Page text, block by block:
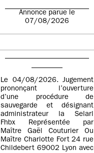
Annonce parue le
07/08/2026
Le 04/08/2026. Jugement
prononçant l’ouverture
d’une procédure de
sauvegarde et désignant
administrateur la Selarl
Fhbx Représentée par
Maître Gaël Couturier Ou
Maître Charlotte Fort 24 rue
Childebert 69002 Lyon avec